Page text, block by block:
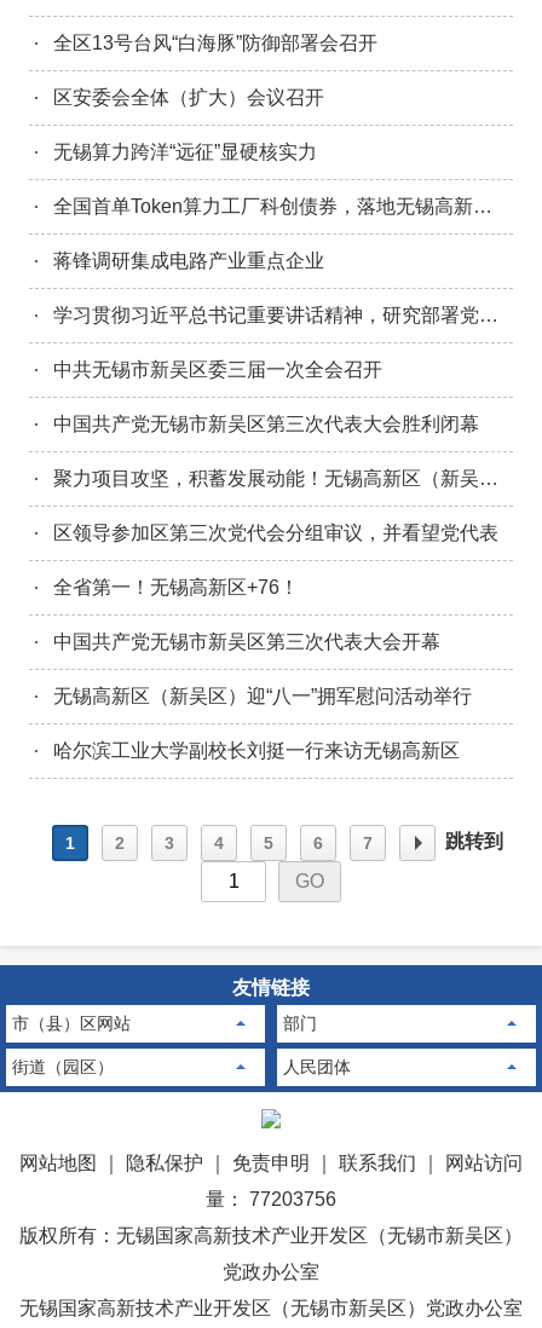
全区13号台风“白海豚”防御部署会召开
区安委会全体（扩大）会议召开
无锡算力跨洋“远征”显硬核实力
全国首单Token算力工厂科创债券，落地无锡高新区！
蒋锋调研集成电路产业重点企业
学习贯彻习近平总书记重要讲话精神，研究部署党代会报告工作任务落实，区党工委（三届区委常委会）召开第1次会议
中共无锡市新吴区委三届一次全会召开
中国共产党无锡市新吴区第三次代表大会胜利闭幕
聚力项目攻坚，积蓄发展动能！无锡高新区（新吴区）上半年招引建设成效亮眼！
区领导参加区第三次党代会分组审议，并看望党代表
全省第一！无锡高新区+76！
中国共产党无锡市新吴区第三次代表大会开幕
无锡高新区（新吴区）迎“八一”拥军慰问活动举行
哈尔滨工业大学副校长刘挺一行来访无锡高新区
1 2 3 4 5 6 7
页
跳转到
友情链接
市（县）区网站 部门
街道（园区） 人民团体
网站地图 隐私保护 免责申明 联系我们
网站访问
量： 77203756
版权所有：无锡国家高新技术产业开发区（无锡市新吴区）
党政办公室
无锡国家高新技术产业开发区（无锡市新吴区）党政办公室